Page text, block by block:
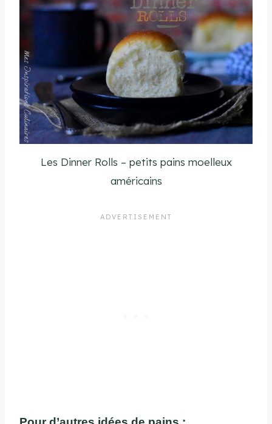
Les Dinner Rolls – petits pains moelleux
américains